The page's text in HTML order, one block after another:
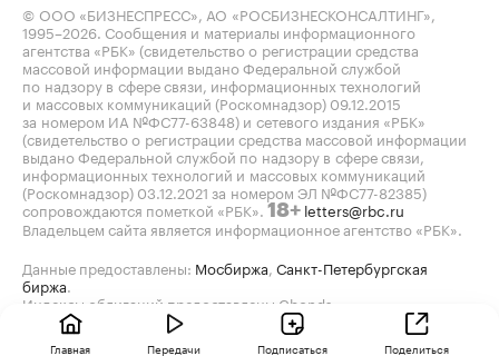
© ООО «БИЗНЕСПРЕСС», АО «РОСБИЗНЕСКОНСАЛТИНГ»,
1995–2026 . Сообщения и материалы информационного
агентства «РБК» (свидетельство о регистрации средства
массовой информации выдано Федеральной службой
по надзору в сфере связи, информационных технологий
и массовых коммуникаций (Роскомнадзор) 09.12.2015
за номером ИА №ФС77-63848) и сетевого издания «РБК»
(свидетельство о регистрации средства массовой информации
выдано Федеральной службой по надзору в сфере связи,
информационных технологий и массовых коммуникаций
(Роскомнадзор) 03.12.2021 за номером ЭЛ №ФС77-82385)
сопровождаются пометкой «РБК». 18+ letters@rbc.ru
Владельцем сайта является информационное агентство «РБК».
Данные предоставлены: Мосбиржа Санкт-Петербургская
биржа
Индексы облигаций предоставлены Cbonds.
Главная Передачи Подписаться Поделиться